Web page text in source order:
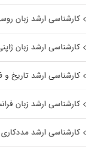
کارشناسی ارشد زبان
کارشناسی ارشد زبان
کارشناسی ارشد تاریخ و
کارشناسی ارشد زبان
کارشناسی ارشد